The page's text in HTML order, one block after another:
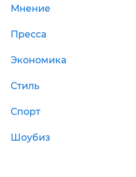
Мнение
Пресса
Экономика
Стиль
Спорт
Шоубиз